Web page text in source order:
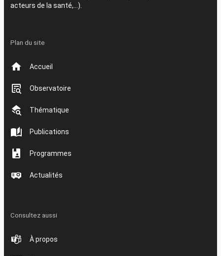
acteurs de la santé,…).
Plan du site
Accueil
Observatoire
Thématique
Publications
Programmes
Actualités
Consultez aussi
À propos